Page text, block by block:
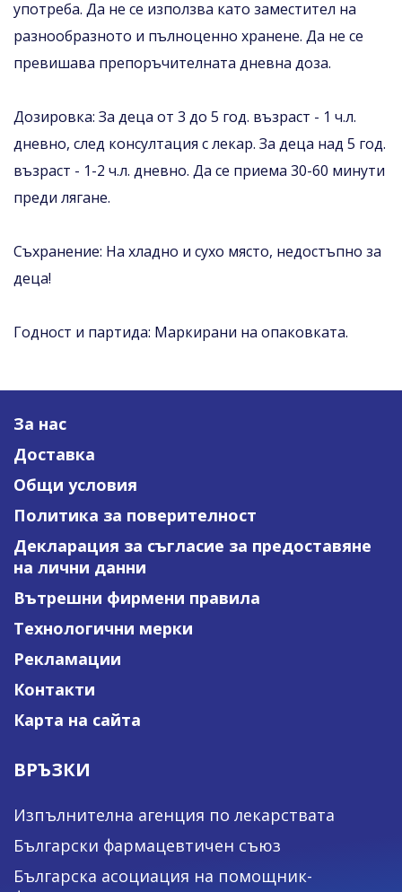
употреба. Да не се използва като заместител на
разнообразното и пълноценно хранене. Да не се
превишава препоръчителната дневна доза.
Дозировка: За деца от 3 до 5 год. възраст - 1 ч.л.
дневно, след консултация с лекар. За деца над 5 год.
възраст - 1-2 ч.л. дневно. Да се приема 30-60 минути
преди лягане.
Съхранение: На хладно и сухо място, недостъпно за
деца!
Годност и партида: Маркирани на опаковката.
За нас
Доставка
Общи условия
Политика за поверителност
Декларация за съгласие за предоставяне
на лични данни
Вътрешни фирмени правила
Технологични мерки
Рекламации
Контакти
Карта на сайта
ВРЪЗКИ
Изпълнителна агенция по лекарствата
Български фармацевтичен съюз
Българска асоциация на помощник-